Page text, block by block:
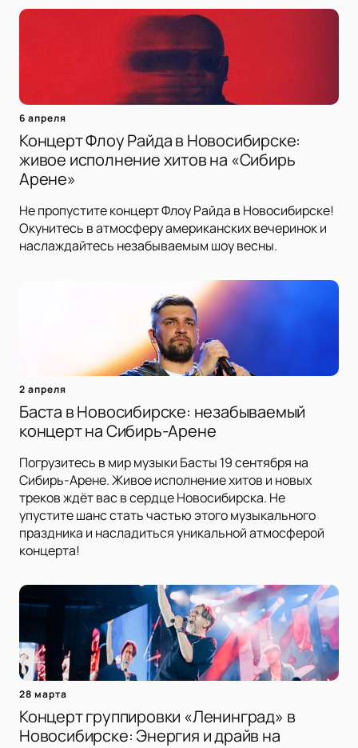
6 апреля
Концерт Флоу Райда в Новосибирске:
живое исполнение хитов на «Сибирь
Арене»
Не пропустите концерт Флоу Райда в Новосибирске!
Окунитесь в атмосферу американских вечеринок и
наслаждайтесь незабываемым шоу весны.
2 апреля
Баста в Новосибирске: незабываемый
концерт на Сибирь-Арене
Погрузитесь в мир музыки Басты 19 сентября на
Сибирь-Арене. Живое исполнение хитов и новых
треков ждёт вас в сердце Новосибирска. Не
упустите шанс стать частью этого музыкального
праздника и насладиться уникальной атмосферой
концерта!
28 марта
Концерт группировки «Ленинград» в
Новосибирске: Энергия и драйв на